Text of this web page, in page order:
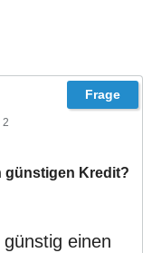
2
günstigen Kredit?
einen